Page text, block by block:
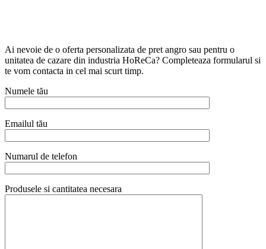
Ai nevoie de o oferta personalizata de pret angro sau pentru o
unitatea de cazare din industria HoReCa? Completeaza formularul si
te vom contacta in cel mai scurt timp.
Numele tău
Emailul tău
Numarul de telefon
Produsele si cantitatea necesara